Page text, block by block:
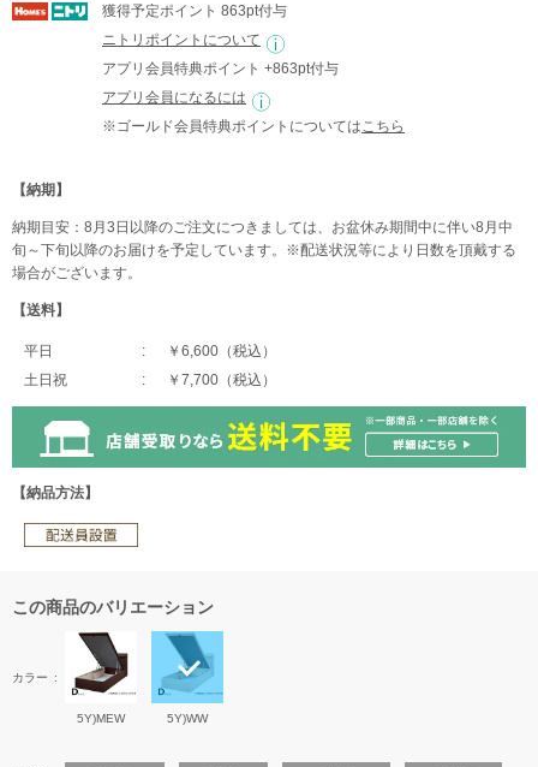
獲得予定ポイント 863pt付与
ニトリポイントについて
アプリ会員特典ポイント +863pt付与
アプリ会員になるには
※ゴールド会員特典ポイントについては こちら
【納期】
納期目安：8月3日以降のご注文につきましては、お盆休み期間中に伴い8月中
旬～下旬以降のお届けを予定しています。※配送状況等により日数を頂戴する
場合がございます。
【送料】
平日
￥6,600（税込）
土日祝
￥7,700（税込）
【納品方法】
この商品のバリエーション
カラー
5Y)MEW 5Y)WW